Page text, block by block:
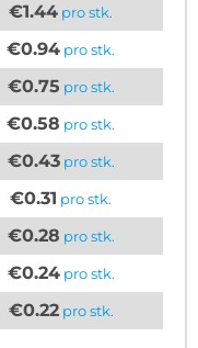
€1.44 pro stk.
€0.94 pro stk.
€0.75 pro stk.
€0.58 pro stk.
€0.43pro stk.
€0.31 pro stk.
€0.28 pro stk.
€0.24pro stk.
€0.22pro stk.